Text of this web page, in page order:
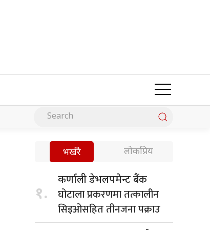
भर्खरै लोकप्रिय
१.
कर्णाली डेभलपमेन्टबैंक
घोटाला प्रकरणमा तत्कालीन
सिइओसहित तीनजना पक्राउ